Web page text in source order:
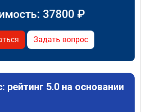
37800 ₽
Задать вопрос
5.0 на основании